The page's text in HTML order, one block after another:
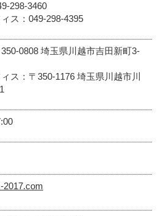
298-3460
ス：049‐298-4395
0808 埼玉県川越市吉田新町3-
ス：〒350-1176 埼玉県川越市川
2017.com